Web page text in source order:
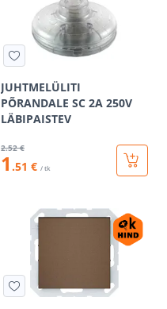
JUHTMELÜLITI
PÕRANDALE SC 2A 250V
LÄBIPAISTEV
2.52 €
1 .51 € / tk